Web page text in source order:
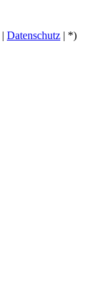
| Datenschutz | *)